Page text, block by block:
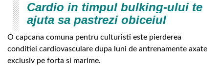
Cardio in timpul bulking-ului te
ajuta sa pastrezi obiceiul
O capcana comuna pentru culturisti este pierderea
conditiei cardiovasculare dupa luni de antrenamente axate
exclusiv pe forta si marime.